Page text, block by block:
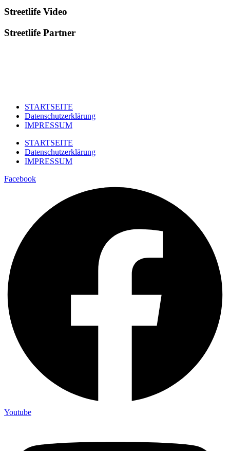
Streetlife Video
Streetlife Partner
STARTSEITE
Datenschutzerklärung
IMPRESSUM
STARTSEITE
Datenschutzerklärung
IMPRESSUM
Facebook
Youtube